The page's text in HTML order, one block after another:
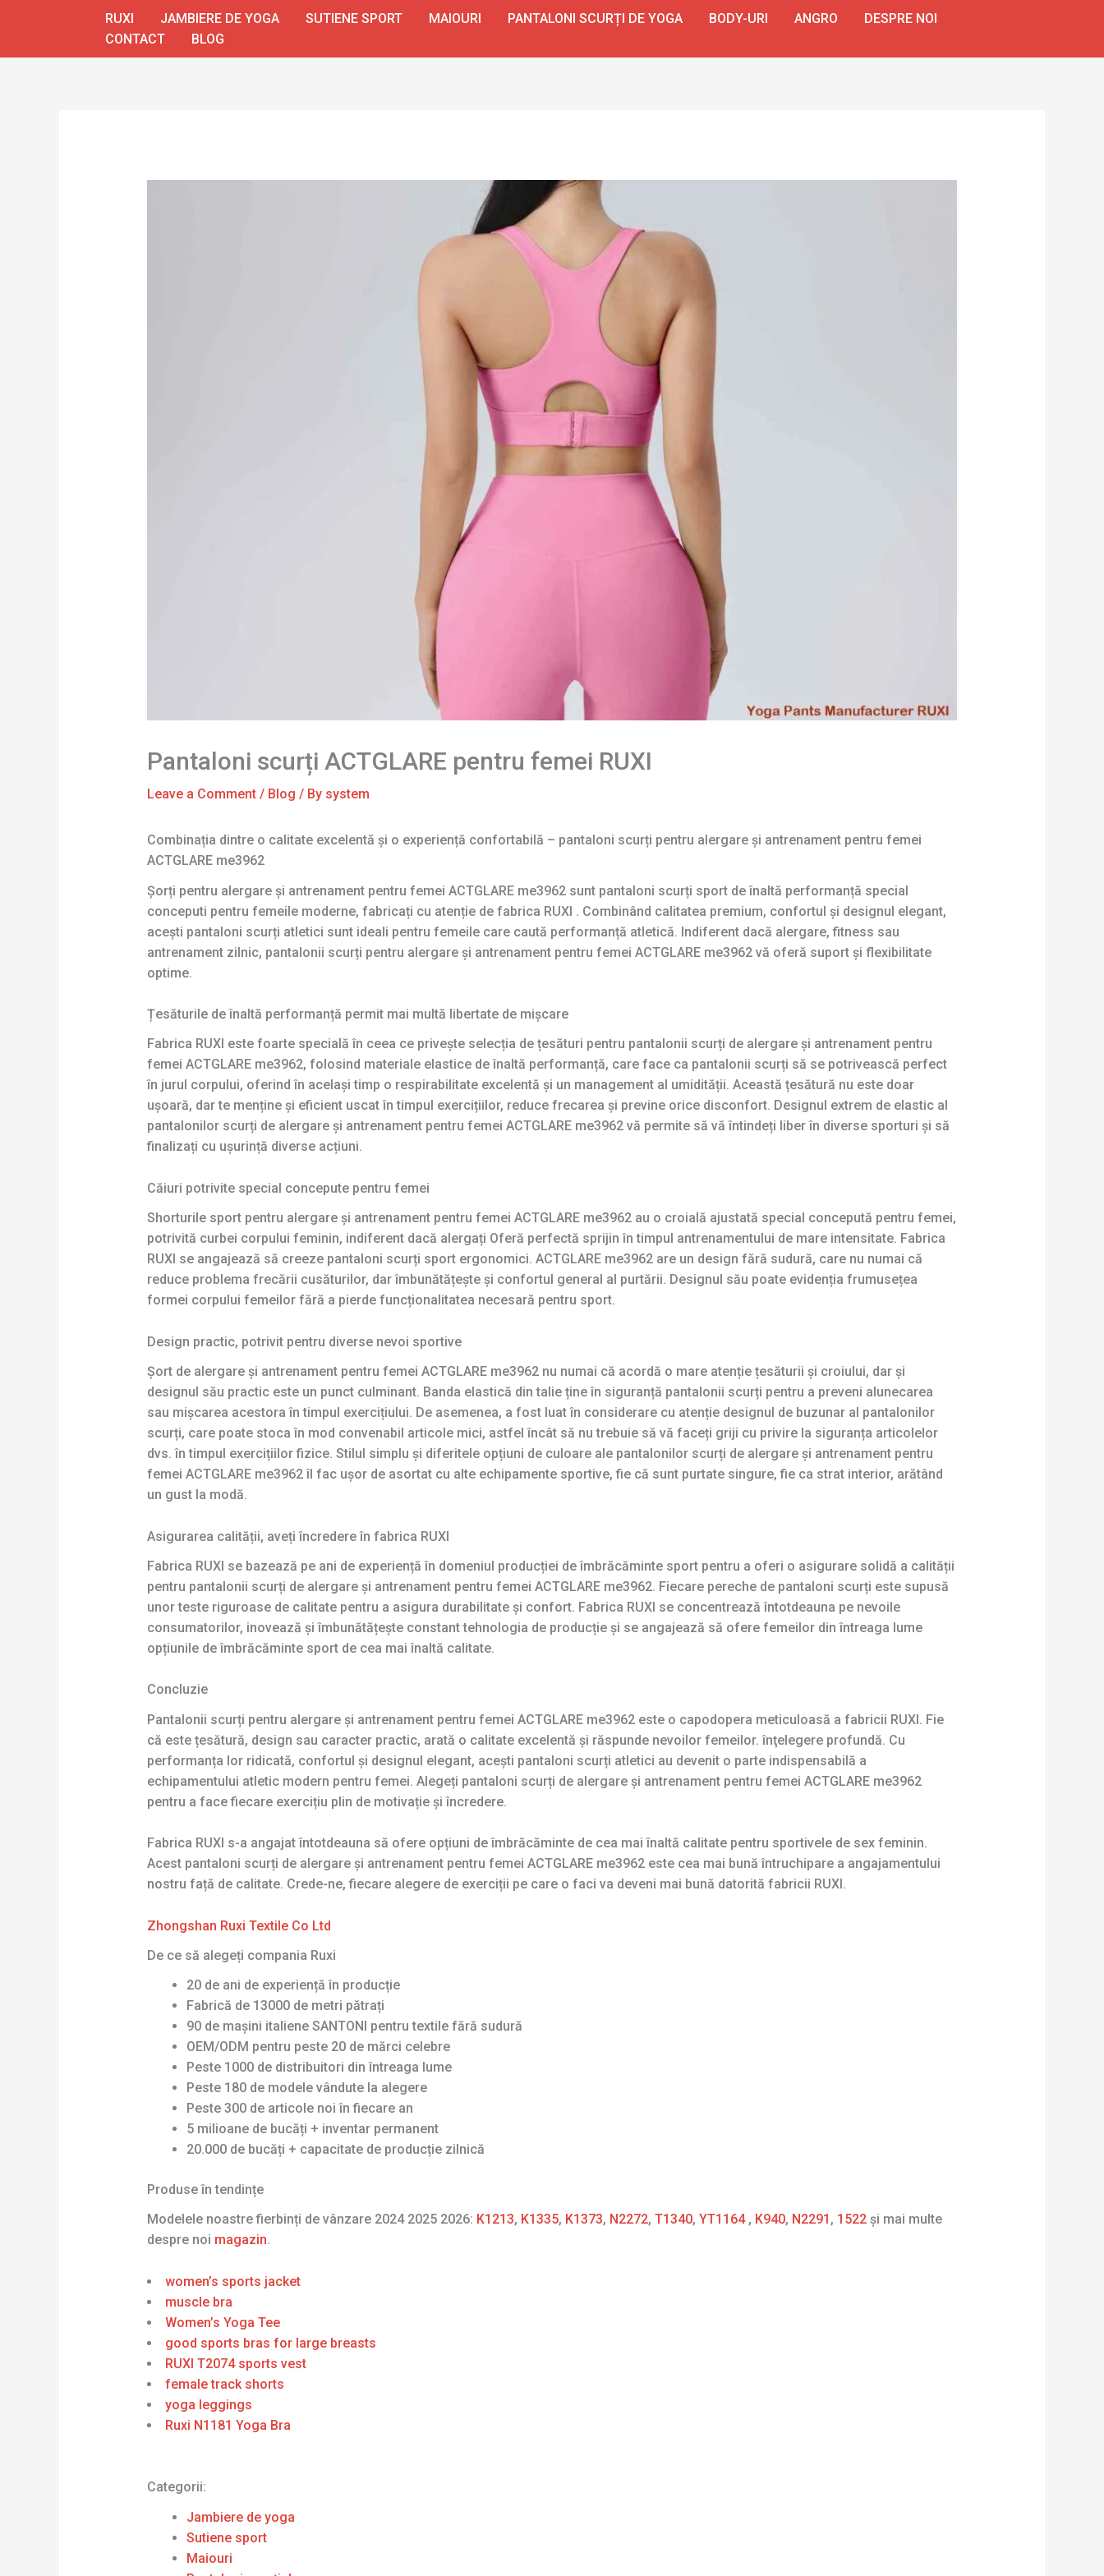
RUXI JAMBIERE DE YOGA SUTIENE SPORT MAIOURI PANTALONI SCURȚI DE YOGA BODY-URI ANGRO
DESPRE NOI
CONTACT
BLOG
Pantaloni scurți ACTGLARE pentru femei RUXI
Leave a Comment / Blog / By system
Combinația dintre o calitate excelentă și o experiență confortabilă – pantaloni scurți pentru alergare și antrenament pentru femei
ACTGLARE me3962
Șorți pentru alergare și antrenament pentru femei ACTGLARE me3962 sunt pantaloni scurți sport de înaltă performanță special
conceputi pentru femeile moderne, fabricați cu atenție de fabrica RUXI . Combinând calitatea premium, confortul și designul elegant,
acești pantaloni scurți atletici sunt ideali pentru femeile care caută performanță atletică. Indiferent dacă alergare, fitness sau
antrenament zilnic, pantalonii scurți pentru alergare și antrenament pentru femei ACTGLARE me3962 vă oferă suport și flexibilitate
optime.
Țesăturile de înaltă performanță permit mai multă libertate de mișcare
Fabrica RUXI este foarte specială în ceea ce privește selecția de țesături pentru pantalonii scurți de alergare și antrenament pentru
femei ACTGLARE me3962, folosind materiale elastice de înaltă performanță, care face ca pantalonii scurți să se potrivească perfect
în jurul corpului, oferind în același timp o respirabilitate excelentă și un management al umidității. Această țesătură nu este doar
ușoară, dar te menține și eficient uscat în timpul exercițiilor, reduce frecarea și previne orice disconfort. Designul extrem de elastic al
pantalonilor scurți de alergare și antrenament pentru femei ACTGLARE me3962 vă permite să vă întindeți liber în diverse sporturi și să
finalizați cu ușurință diverse acțiuni.
Căiuri potrivite special concepute pentru femei
Shorturile sport pentru alergare și antrenament pentru femei ACTGLARE me3962 au o croială ajustată special concepută pentru femei,
potrivită curbei corpului feminin, indiferent dacă alergați Oferă perfectă sprijin în timpul antrenamentului de mare intensitate. Fabrica
RUXI se angajează să creeze pantaloni scurți sport ergonomici. ACTGLARE me3962 are un design fără sudură, care nu numai că
reduce problema frecării cusăturilor, dar îmbunătățește și confortul general al purtării. Designul său poate evidenția frumusețea
formei corpului femeilor fără a pierde funcționalitatea necesară pentru sport.
Design practic, potrivit pentru diverse nevoi sportive
Șort de alergare și antrenament pentru femei ACTGLARE me3962 nu numai că acordă o mare atenție țesăturii și croiului, dar și
designul său practic este un punct culminant. Banda elastică din talie ține în siguranță pantalonii scurți pentru a preveni alunecarea
sau mișcarea acestora în timpul exercițiului. De asemenea, a fost luat în considerare cu atenție designul de buzunar al pantalonilor
scurți, care poate stoca în mod convenabil articole mici, astfel încât să nu trebuie să vă faceți griji cu privire la siguranța articolelor
dvs. în timpul exercițiilor fizice. Stilul simplu și diferitele opțiuni de culoare ale pantalonilor scurți de alergare și antrenament pentru
femei ACTGLARE me3962 îl fac ușor de asortat cu alte echipamente sportive, fie că sunt purtate singure, fie ca strat interior, arătând
un gust la modă.
Asigurarea calității, aveți încredere în fabrica RUXI
Fabrica RUXI se bazează pe ani de experiență în domeniul producției de îmbrăcăminte sport pentru a oferi o asigurare solidă a calității
pentru pantalonii scurți de alergare și antrenament pentru femei ACTGLARE me3962. Fiecare pereche de pantaloni scurți este supusă
unor teste riguroase de calitate pentru a asigura durabilitate și confort. Fabrica RUXI se concentrează întotdeauna pe nevoile
consumatorilor, inovează și îmbunătățește constant tehnologia de producție și se angajează să ofere femeilor din întreaga lume
opțiunile de îmbrăcăminte sport de cea mai înaltă calitate.
Concluzie
Pantalonii scurți pentru alergare și antrenament pentru femei ACTGLARE me3962 este o capodopera meticuloasă a fabricii RUXI. Fie
că este țesătură, design sau caracter practic, arată o calitate excelentă și răspunde nevoilor femeilor. înţelegere profundă. Cu
performanța lor ridicată, confortul și designul elegant, acești pantaloni scurți atletici au devenit o parte indispensabilă a
echipamentului atletic modern pentru femei. Alegeți pantaloni scurți de alergare și antrenament pentru femei ACTGLARE me3962
pentru a face fiecare exercițiu plin de motivație și încredere.
Fabrica RUXI s-a angajat întotdeauna să ofere opțiuni de îmbrăcăminte de cea mai înaltă calitate pentru sportivele de sex feminin.
Acest pantaloni scurți de alergare și antrenament pentru femei ACTGLARE me3962 este cea mai bună întruchipare a angajamentului
nostru față de calitate. Crede-ne, fiecare alegere de exerciții pe care o faci va deveni mai bună datorită fabricii RUXI.
Zhongshan Ruxi Textile Co Ltd
De ce să alegeți compania Ruxi
20 de ani de experiență în producție
Fabrică de 13000 de metri pătrați
90 de mașini italiene SANTONI pentru textile fără sudură
OEM/ODM pentru peste 20 de mărci celebre
Peste 1000 de distribuitori din întreaga lume
Peste 180 de modele vândute la alegere
Peste 300 de articole noi în fiecare an
5 milioane de bucăți + inventar permanent
20.000 de bucăți + capacitate de producție zilnică
Produse în tendințe
Modelele noastre fierbinți de vânzare 2024 2025 2026: K1213, K1335, K1373, N2272, T1340, YT1164, K940, N2291 , 1522 și mai multe
despre noi magazin.
women’s sports jacket
muscle bra
Women’s Yoga Tee
good sports bras for large breasts
RUXI T2074 sports vest
female track shorts
yoga leggings
Ruxi N1181 Yoga Bra
Categorii:
Jambiere de yoga
Sutiene sport
Maiouri